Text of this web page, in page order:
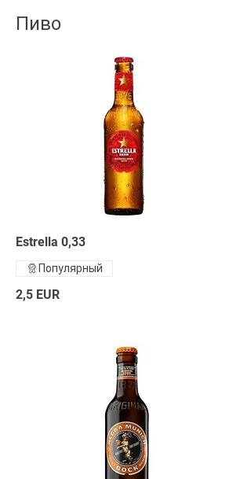
Пиво
Estrella 0,33
2,5 EUR
Популярный